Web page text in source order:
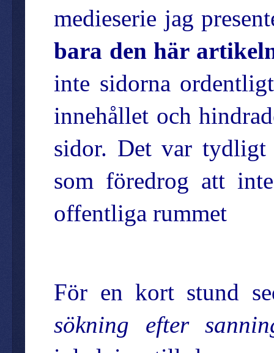
medieserie jag
bara den här
inte sidorna
innehållet och
sidor. Det var tydligt
som föredrog att
offentliga rummet
För en kort stund
sökning efter